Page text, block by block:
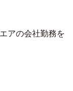
アの会社勤務を